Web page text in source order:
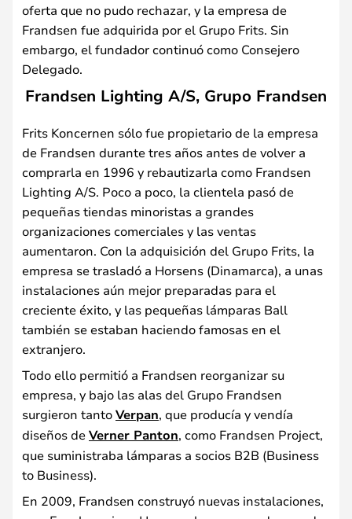
oferta que no pudo rechazar, y la empresa de
Frandsen fue adquirida por el Grupo Frits. Sin
embargo, el fundador continuó como Consejero
Delegado.
Frandsen Lighting A/S, Grupo Frandsen
Frits Koncernen sólo fue propietario de la empresa
de Frandsen durante tres años antes de volver a
comprarla en 1996 y rebautizarla como Frandsen
Lighting A/S. Poco a poco, la clientela pasó de
pequeñas tiendas minoristas a grandes
organizaciones comerciales y las ventas
aumentaron. Con la adquisición del Grupo Frits, la
empresa se trasladó a Horsens (Dinamarca), a unas
instalaciones aún mejor preparadas para el
creciente éxito, y las pequeñas lámparas Ball
también se estaban haciendo famosas en el
extranjero.
Todo ello permitió a Frandsen reorganizar su
empresa, y bajo las alas del Grupo Frandsen
surgieron tantoVerpan, que producía y vendía
diseños deVerner Panton, como Frandsen Project,
que suministraba lámparas a socios B2B (Business
to Business).
En 2009, Frandsen construyó nuevas instalaciones,